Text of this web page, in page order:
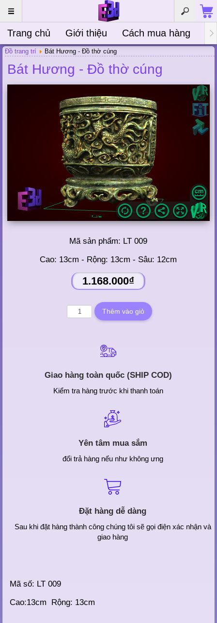
Trang chủ Giới thiệu Cách mua hàng
Đồ trang trí Bát Hương - Đồ thờ cúng
Bát Hương - Đồ thờ cúng
Mã sản phẩm: LT 009
Cao: 13cm - Rộng: 13cm - Sâu: 12cm
1.168.000₫
Giao hàng toàn quốc (SHIP COD)
Kiểm tra hàng trước khi thanh toán
Yên tâm mua sắm
đổi trả hàng nếu như không ưng
Đặt hàng dễ dàng
Sau khi đặt hàng thành công chúng tôi sẽ gọi điện xác nhận và
giao hàng
Mã số: LT 009
Cao:13cm Rộng: 13cm